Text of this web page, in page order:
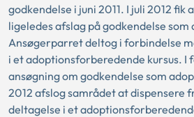
godkendelse i juni 2011. I juli 2012 fik
ligeledes afslag på godkendelse
Ansøgerparret deltog i forbindelse
i et adoptionsforberedende kursus. I
ansøgning om godkendelse som
2012 afslog samrådet at dispensere
deltagelse i et